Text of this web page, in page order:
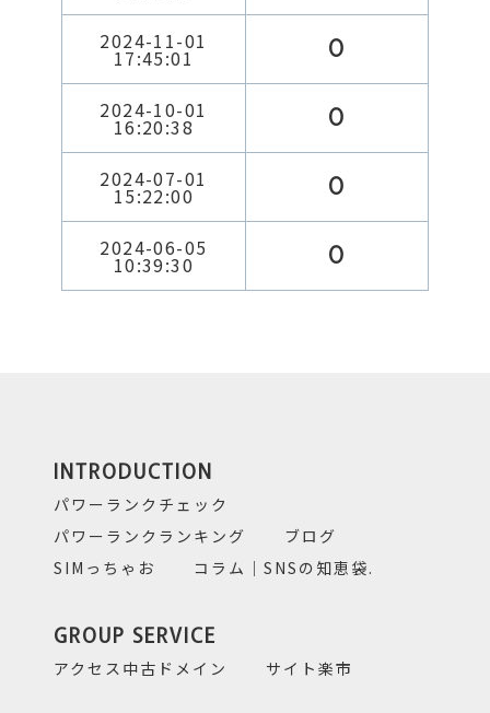
2024-11-01
17:45:01 0
2024-10-01
16:20:38 0
2024-07-01
15:22:00 0
2024-06-05
10:39:30 0
INTRODUCTION
パワーランクチェック
パワーランクランキング
ブログ
SIMっちゃお
コラム｜SNSの知恵袋.
GROUP SERVICE
アクセス中古ドメイン サイト楽市